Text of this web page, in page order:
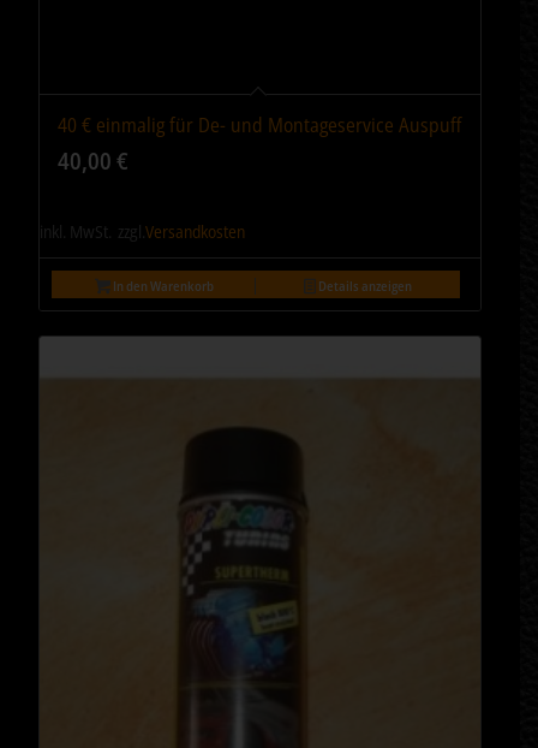
40 € einmalig für De- und Montageservice Auspuff
40,00€
inkl. MwSt. zzgl.Versandkosten
In den Warenkorb Details anzeigen